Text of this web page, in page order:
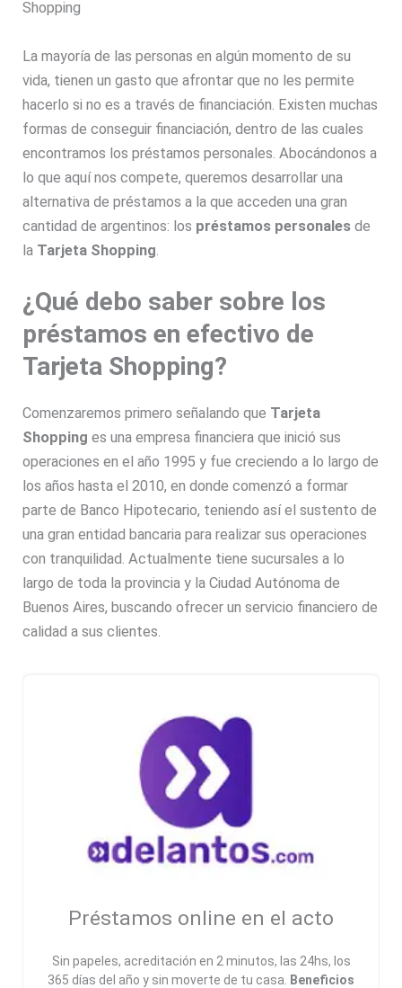
La mayoría de las personas en algún momento de su
vida, tienen un gasto que afrontar que no les permite
hacerlo si no es a través de financiación. Existen muchas
formas de conseguir financiación, dentro de las cuales
encontramos los préstamos personales. Abocándonos a
lo que aquí nos compete, queremos desarrollar una
alternativa de préstamos a la que acceden una gran
cantidad de argentinos: los préstamos personales de
la Tarjeta Shopping
¿Qué debo saber sobre los
préstamos en efectivo de
Tarjeta Shopping?
Comenzaremos primero señalando que Tarjeta
Shopping es una empresa financiera que inició sus
operaciones en el año 1995 y fue creciendo a lo largo de
los años hasta el 2010, en donde comenzó a formar
parte de Banco Hipotecario, teniendo así el sustento de
una gran entidad bancaria para realizar sus operaciones
con tranquilidad. Actualmente tiene sucursales a lo
largo de toda la provincia y la Ciudad Autónoma de
Buenos Aires, buscando ofrecer un servicio financiero de
calidad a sus clientes.
Préstamos online en el acto
Sin papeles, acreditación en 2 minutos, las 24hs, los
365 días del año y sin moverte de tu casa.
Beneficios